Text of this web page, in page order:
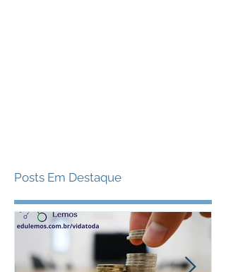
Posts Em Destaque